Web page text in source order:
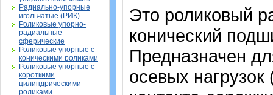
Радиально-упорные
игольчатые (РИК)
Роликовые упорно-
радиальные
сферические
Роликовые упорные с
коническими роликами
Роликовые упорные с
короткими
цилиндрическими
роликами
Это роликовый
конический
Предназначен
осевых нагрузок